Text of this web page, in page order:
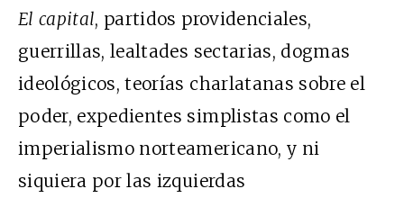
El capital, partidos providenciales,
guerrillas, lealtades sectarias, dogmas
ideológicos, teorías charlatanas sobre el
poder, expedientes simplistas como el
imperialismo norteamericano, y ni
siquiera por las izquierdas